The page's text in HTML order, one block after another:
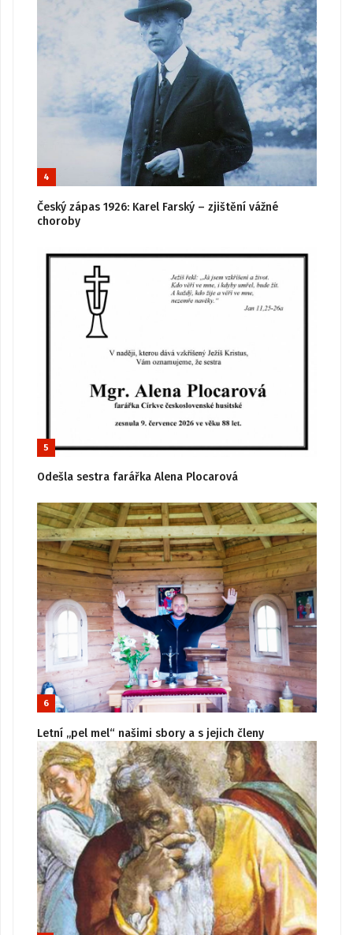
4
Český zápas 1926: Karel Farský – zjištění vážné
choroby
5
Odešla sestra farářka Alena Plocarová
6
Letní „pel mel“ našimi sbory a s jejich členy